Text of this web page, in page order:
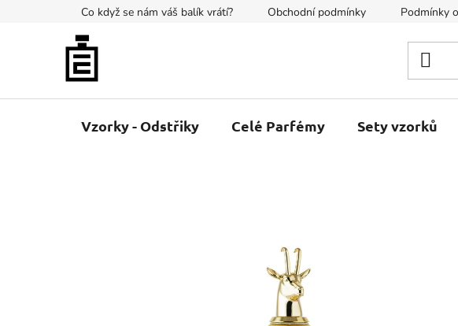
Co když se nám váš balík vrátí? Obchodní podmínky Podmínky
Vzorky - Odstřiky Celé Parfémy Sety vzorků